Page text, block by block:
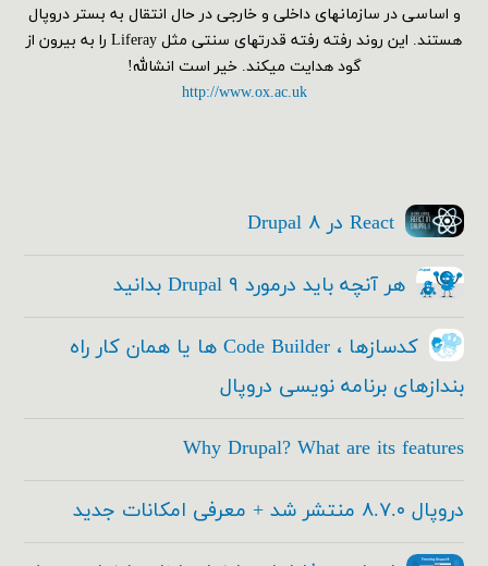
و اساسی در سازمانهای داخلی و خارجی در حال انتقال به بستر دروپال
هستند. این روند رفته رفته قدرتهای سنتی مثل Liferay را به بیرون از
گود هدایت میکند. خیر است انشالله!
http://www.ox.ac.uk
React در Drupal ۸
هر آنچه باید درمورد Drupal ۹ بدانید
کدسازها ، Code Builder ها یا همان کار راه
بندازهای برنامه نویسی دروپال
Why Drupal? What are its features
دروپال ۸.۷.۰ منتشر شد + معرفی امکانات جدید